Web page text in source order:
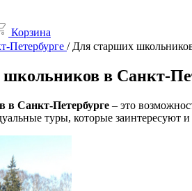
Корзина
Петербурге / Для старших
в Санкт-
в Санкт-Петербурге – это
туры, которые заинтересуют и